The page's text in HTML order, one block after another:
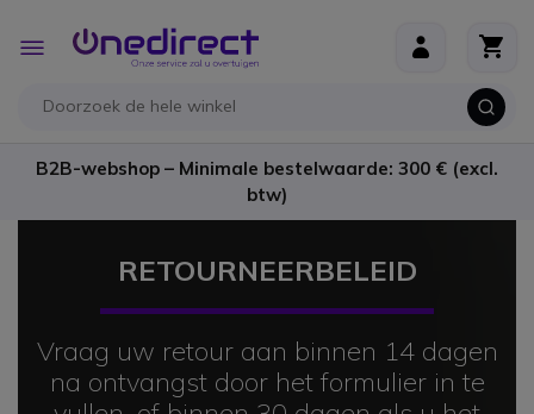
Toggle
Nav
B2B-webshop – Minimale bestelwaarde: 300 € (excl.
btw)
RETOURNEERBELEID
Vraag uw retour aan binnen 14 dagen
na ontvangst door het formulier in te